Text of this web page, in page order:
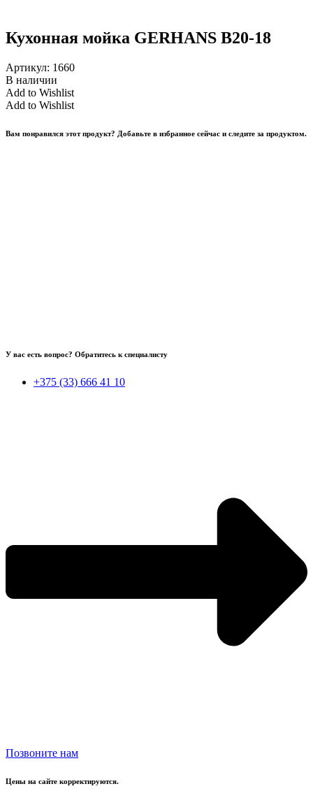
Кухонная мойка GERHANS B20-18
Артикул: 1660
В наличии
Add to Wishlist
Add to Wishlist
Вам понравился этот продукт? Добавьте в избранное сейчас и следите за продуктом.
У вас есть вопрос? Обратитесь к специалисту
+375 (33) 666 41 10
Позвоните нам
Цены на сайте корректируются.